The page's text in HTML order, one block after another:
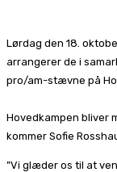
Lørdag den 18.
arrangerer de i
pro/am-stævne på
Hovedkampen bliver
kommer Sofie
”Vi glæder os til at